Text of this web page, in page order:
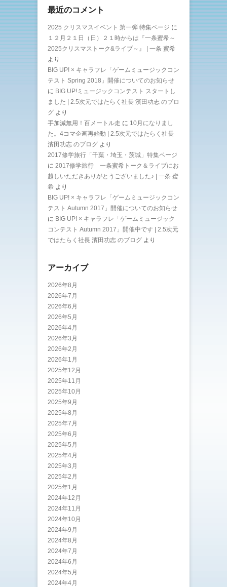
最近のコメント
2025 クリスマスイベント 第一弾 特集ページ に
１２月２１日（日）２１時からは『一条蜜希～
2025クリスマストーク&ライブ～』 | 一条 蜜希
より
BIG UP! × キャラフレ「ゲームミュージックコン
テスト Spring 2018」開催についてのお知らせ
に BIG UP!ミュージックコンテスト スタートし
ました | 2.5次元ではたらく社長 濱田功志 のブロ
グ より
手加減無用！百メートル走 に 10月になりまし
た。4コマ企画再始動 | 2.5次元ではたらく社長
濱田功志 のブログ より
2017修学旅行「千葉・埼玉・茨城」特集ページ
に 2017修学旅行 一条蜜希トーク＆ライブにお
越しいただきありがとうございました♪ | 一条 蜜
希 より
BIG UP! × キャラフレ「ゲームミュージックコン
テスト Autumn 2017」開催についてのお知らせ
に BIG UP! × キャラフレ「ゲームミュージック
コンテスト Autumn 2017」開催中です | 2.5次元
ではたらく社長 濱田功志 のブログ より
アーカイブ
2026年8月
2026年7月
2026年6月
2026年5月
2026年4月
2026年3月
2026年2月
2026年1月
2025年12月
2025年11月
2025年10月
2025年9月
2025年8月
2025年7月
2025年6月
2025年5月
2025年4月
2025年3月
2025年2月
2025年1月
2024年12月
2024年11月
2024年10月
2024年9月
2024年8月
2024年7月
2024年6月
2024年5月
2024年4月